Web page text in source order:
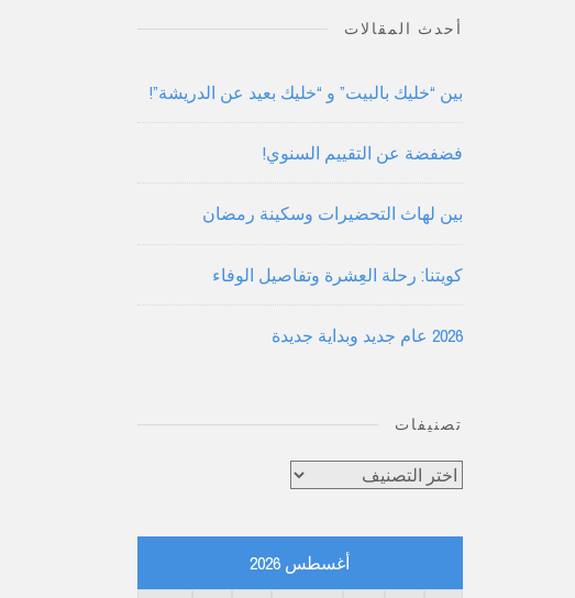
أحدث المقالات
بين “خليك بالبيت” و “خليك بعيد عن الدريشة”!
فضفضة عن التقييم السنوي!
بين لهاث التحضيرات وسكينة رمضان
كويتنا: رحلة العِشرة وتفاصيل الوفاء
2026 عام جديد وبداية جديدة
تصنيفات
تصنيفات
أغسطس 2026